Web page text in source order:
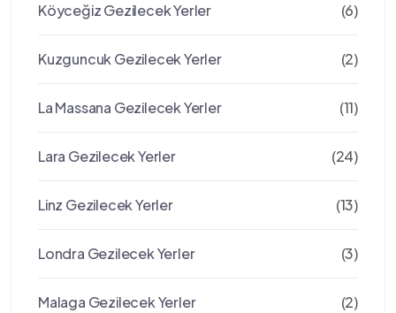
Köyceğiz Gezilecek Yerler (6)
Kuzguncuk Gezilecek Yerler (2)
La Massana Gezilecek Yerler (11)
Lara Gezilecek Yerler (24)
Linz Gezilecek Yerler (13)
Londra Gezilecek Yerler (3)
Malaga Gezilecek Yerler (2)